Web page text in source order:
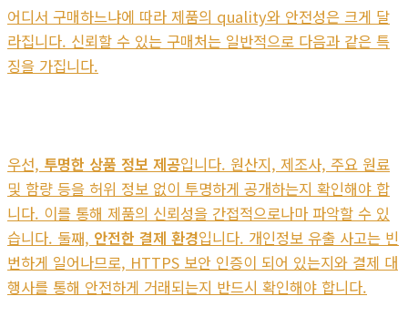
어디서 구매하느냐에 따라 제품의 quality와 안전성은 크게 달
라집니다. 신뢰할 수 있는 구매처는 일반적으로 다음과 같은 특
징을 가집니다.
우선, 투명한 상품 정보 제공입니다. 원산지, 제조사, 주요 원료
및 함량 등을 허위 정보 없이 투명하게 공개하는지 확인해야 합
니다. 이를 통해 제품의 신뢰성을 간접적으로나마 파악할 수 있
습니다. 둘째, 안전한 결제 환경입니다. 개인정보 유출 사고는 빈
번하게 일어나므로, HTTPS 보안 인증이 되어 있는지와 결제 대
행사를 통해 안전하게 거래되는지 반드시 확인해야 합니다.